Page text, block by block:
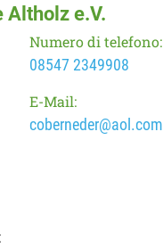
Altholz e.V.
Numero di telefono:
08547 2349908
E-Mail:
coberneder@aol.com